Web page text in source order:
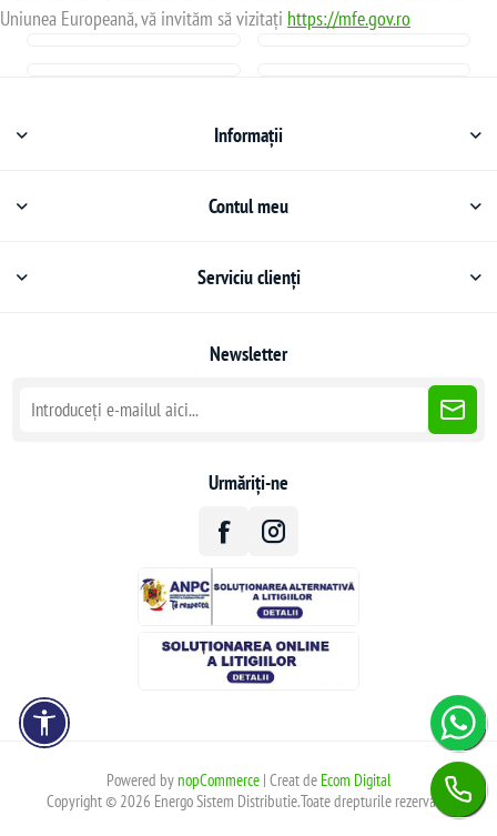
Uniunea Europeană, vă invităm să vizitați https://mfe.gov.ro
Informații
Contul meu
Serviciu clienți
Newsletter
Urmăriți-ne
Powered bynopCommerce| Creat de Ecom Digital
Copyright © 2026 Energo Sistem Distributie.Toate drepturile rezervate.